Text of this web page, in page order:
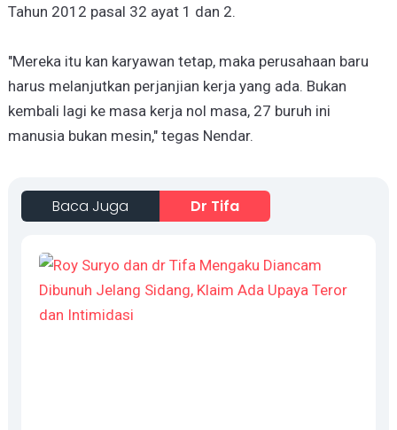
Tahun 2012 pasal 32 ayat 1 dan 2.
"Mereka itu kan karyawan tetap, maka perusahaan baru
harus melanjutkan perjanjian kerja yang ada. Bukan
kembali lagi ke masa kerja nol masa, 27 buruh ini
manusia bukan mesin," tegas Nendar.
Baca Juga Dr Tifa